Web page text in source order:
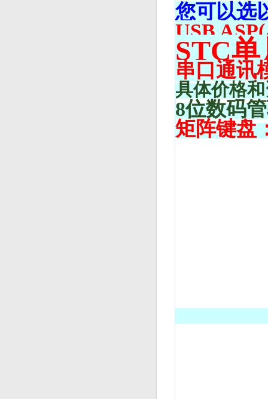
您可以选
USB
STC
串口通讯
具体价格
8位数码
矩阵键盘